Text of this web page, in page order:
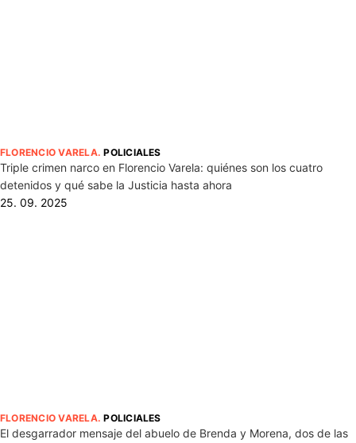
FLORENCIO VARELA.POLICIALES
Triple crimen narco en Florencio Varela: quiénes son los cuatro
detenidos y qué sabe la Justicia hasta ahora
25. 09. 2025
FLORENCIO VARELA.POLICIALES
El desgarrador mensaje del abuelo de Brenda y Morena, dos de las